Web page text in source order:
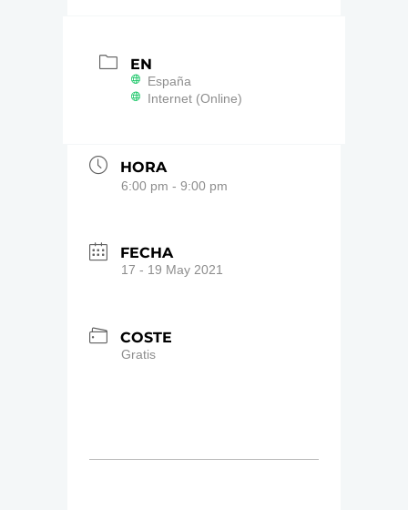
EN
España
Internet (Online)
HORA
6:00 pm - 9:00 pm
FECHA
17 - 19 May 2021
COSTE
Gratis